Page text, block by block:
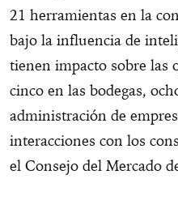
21 herramientas en la
bajo la influencia de
tienen impacto sobre las
cinco en las bodegas,
administración de
interacciones con los
el Consejo del Mercado